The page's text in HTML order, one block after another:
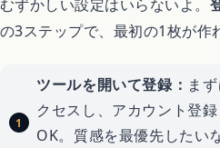
むずかしい設定はいらないよ。
の3ステップで、最初の1枚が作
ツールを開いて登録： ま
クセスし、アカウント登
OK。質感を最優先した